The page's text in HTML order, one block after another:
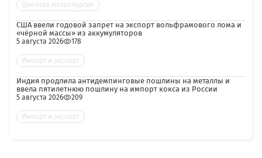
Цветная металлургия
США ввели годовой запрет на экспорт вольфрамового лома и
«чёрной массы» из аккумуляторов
5 августа 2026 178
Импорт и экспорт
Индия продлила антидемпинговые пошлины на металлы и
ввела пятилетнюю пошлину на импорт кокса из России
5 августа 2026 209
Импорт и экспорт